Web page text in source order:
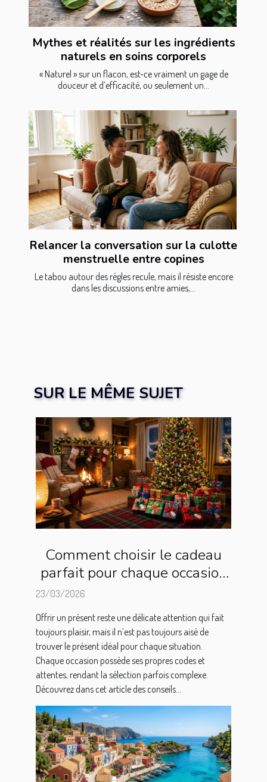
Mythes et réalités sur les ingrédients
naturels en soins corporels
« Naturel » sur un flacon, est-ce vraiment un gage de
douceur et d’efficacité, ou seulement un...
Relancer la conversation sur la culotte
menstruelle entre copines
Le tabou autour des règles recule, mais il résiste encore
dans les discussions entre amies,...
SUR LE MÊME SUJET
Comment choisir le cadeau
parfait pour chaque occasion
23/03/2026
Offrir un présent reste une délicate attention qui fait
toujours plaisir, mais il n’est pas toujours aisé de
trouver le présent idéal pour chaque situation.
Chaque occasion possède ses propres codes et
attentes, rendant la sélection parfois complexe.
Découvrez dans cet article des conseils...